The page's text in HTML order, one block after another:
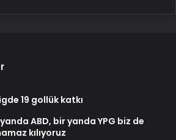
19 gollük katkı
ABD, bir yanda YPG biz de
kılıyoruz